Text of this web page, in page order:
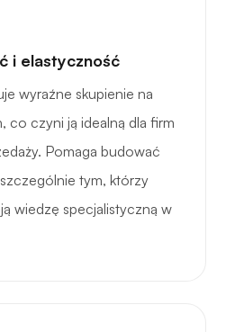
i elastyczność
wyraźne skupienie na
co czyni ją idealną dla firm
Pomaga budować
tym, którzy
wiedzę specjalistyczną w